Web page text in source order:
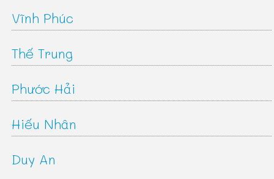
Vĩnh Phúc
Thế Trung
Phước Hải
Hiếu Nhân
Duy An